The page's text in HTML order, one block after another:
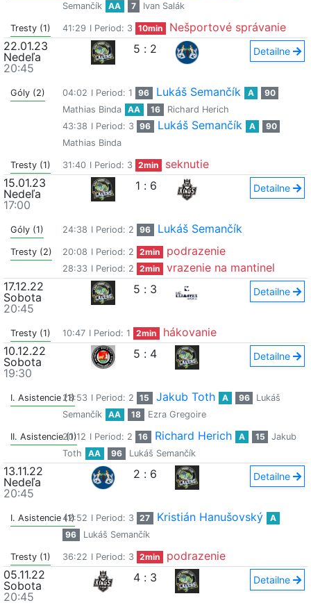
Semančík
AA 7 Ivan Salák
Tresty (1) 41:29 I Period: 3 10min
Nešportové správanie
22.01.23
Nedeľa
20:45
5 : 2 Detailne
Góly (2) 04:02 I Period: 1 96 Lukáš Semančík A
90
Mathias Binda
AA 16
Richard Herich
43:38 I Period: 3 96 Lukáš Semančík A
90
Mathias Binda
Tresty (1) 31:40 I Period: 3 2min
seknutie
15.01.23
Nedeľa
17:00
1 : 6 Detailne
Góly (1) 24:38 I Period: 2 96 Lukáš Semančík
Tresty (2) 20:08 I Period: 2 2min podrazenie
28:33 I Period: 2 2min
vrazenie na mantinel
17.12.22
Sobota
20:45
5 : 3 Detailne
Tresty (1) 10:47 I Period: 1 2min
hákovanie
10.12.22
Sobota
19:30
5 : 4 Detailne
I. Asistencie (1)23:53 I Period: 2 15 Jakub Toth A 96
Lukáš
Semančík
AA 18 Ezra Gregoire
II. Asistencie (1)
20:12 I Period: 2 16 Richard Herich A 15
Jakub
Toth
AA 96 Lukáš Semančík
13.11.22
Nedeľa
20:45
2 : 6 Detailne
I. Asistencie (1)42:52 I Period: 3 27 Kristián Hanušovský
A
96
Lukáš Semančík
Tresty (1) 36:22 I Period: 3 2min
podrazenie
05.11.22
Sobota
20:45
4 : 3 Detailne